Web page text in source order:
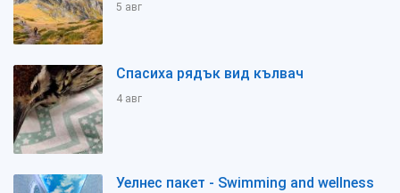
5 авг
Спасиха рядък вид кълвач
4 авг
Уелнес пакет - Swimming and wellness